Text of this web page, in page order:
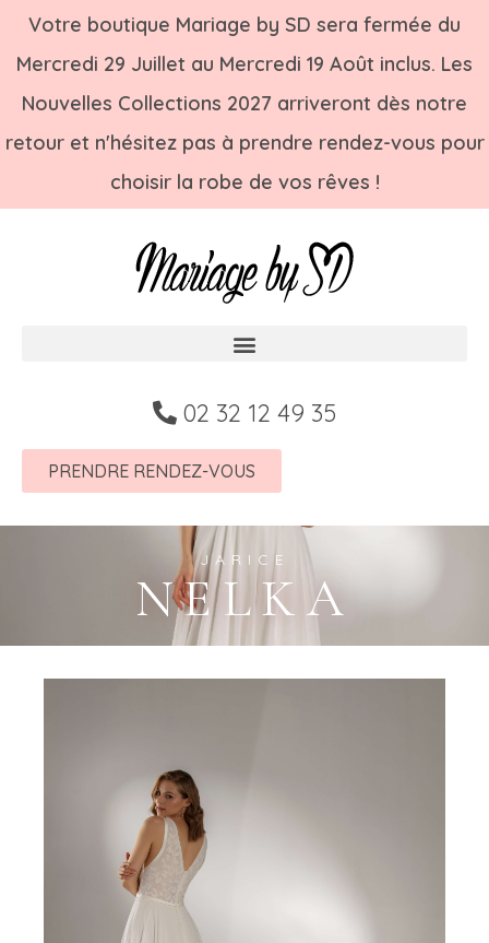
Votre boutique Mariage by SD sera fermée du
Mercredi 29 Juillet au Mercredi 19 Août inclus. Les
Nouvelles Collections 2027 arriveront dès notre
retour et n'hésitez pas à prendre rendez-vous pour
choisir la robe de vos rêves !
02 32 12 49 35
PRENDRE RENDEZ-VOUS
JARICE
NELKA